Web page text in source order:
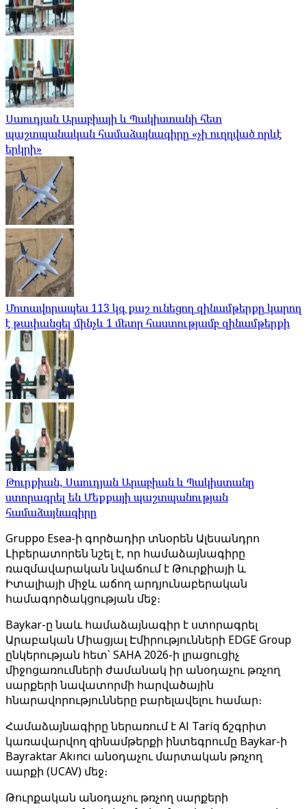
Սաուդյան Արաբիայի և Պակիստանի հետ
պաշտպանական համաձայնագիրը «չի ուղղված որևէ
երկրի»
Մոտավորապես 113 կգ քաշ ունեցող զինամթերքը կարող
է թափանցել մինչև 1 մետր հաստությամբ զինամթերքի
Թուրքիան, Սաուդյան Արաբիան և Պակիստանը
ստորագրել են Մեքքայի պաշտպանության
համաձայնագիրը
Gruppo Esea-ի գործադիր տնօրեն Ալեսանդրո
Լիբերատորեն նշել է, որ համաձայնագիրը
ռազմավարական նվաճում է Թուրքիայի և
Իտալիայի միջև աճող արդյունաբերական
համագործակցության մեջ։
Baykar-ը նաև համաձայնագիր է ստորագրել
Արաբական Միացյալ Էմիրությունների EDGE Group
ընկերության հետ՝ SAHA 2026-ի լրացուցիչ
միջոցառումների ժամանակ իր անօդաչու թռչող
սարքերի նավատորմի հարվածային
հնարավորությունները բարելավելու համար։
Համաձայնագիրը ներառում է Al Tariq ճշգրիտ
կառավարվող զինամթերքի ինտեգրումը Baykar-ի
Bayraktar Akıncı անօդաչու մարտական ​​թռչող
սարքի (UCAV) մեջ։
Թուրքական անօդաչու թռչող սարքերի